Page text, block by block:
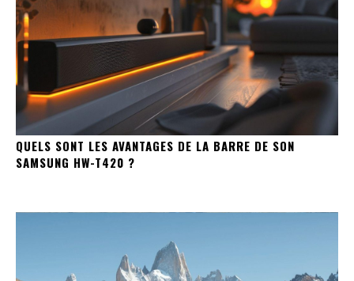
QUELS SONT LES AVANTAGES DE LA BARRE DE SON
SAMSUNG HW-T420 ?